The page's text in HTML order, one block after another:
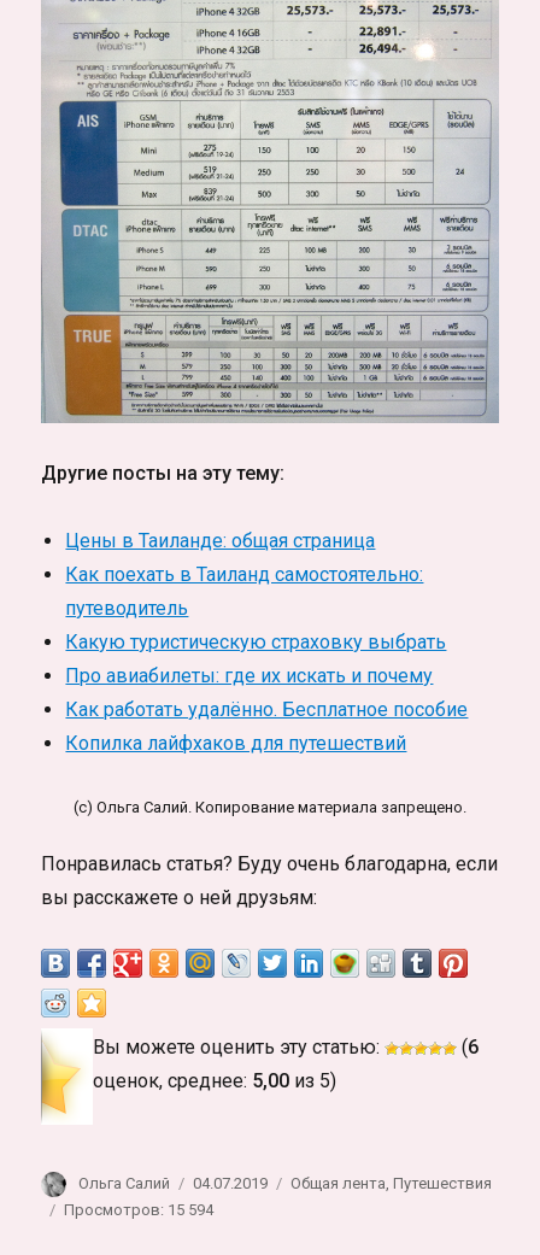
Другие посты на эту тему:
Цены в Таиланде: общая страница
Как поехать в Таиланд самостоятельно:
путеводитель
Какую туристическую страховку выбрать
Про авиабилеты: где их искать и почему
Как работать удалённо. Бесплатное пособие
Копилка лайфхаков для путешествий
(c) Ольга Салий. Копирование материала запрещено.
Понравилась статья? Буду очень благодарна, если
вы расскажете о ней друзьям:
Вы можете оценить эту статью: (6
оценок, среднее: 5,00 из 5)
Автор
Ольга Салий Опубликовано
04.07.2019 Рубрики
Общая лента,Путешествия
Просмотров: 15 594